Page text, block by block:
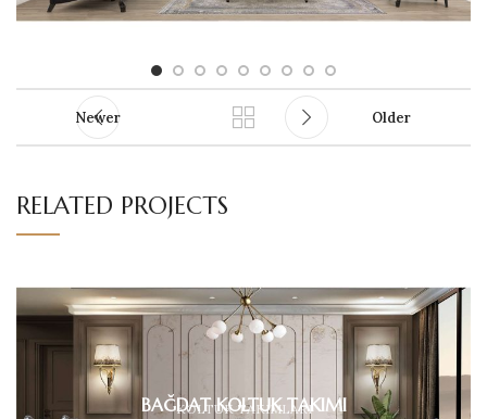
Newer Older
RELATED PROJECTS
KOLTUK TAKIMLARI
BAĞDAT KOLTUK TAKIMI